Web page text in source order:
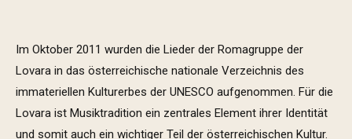
Im Oktober 2011 wurden die Lieder der Romagruppe der
Lovara in das österreichische nationale Verzeichnis des
immateriellen Kulturerbes der UNESCO aufgenommen. Für die
Lovara ist Musiktradition ein zentrales Element ihrer Identität
und somit auch ein wichtiger Teil der österreichischen Kultur.